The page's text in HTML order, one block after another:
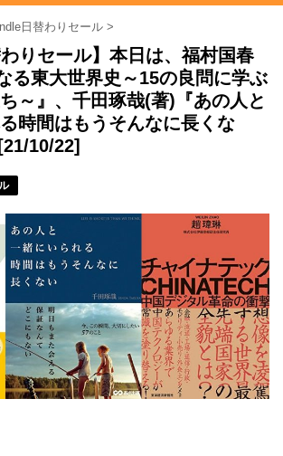
日替わりセール >
りセール】本日は、福村国春
る東大世界史～15の良問に学ぶ
～』、千田琢哉(著)『あの人と
時間はもうそんなに長くな
10/22]